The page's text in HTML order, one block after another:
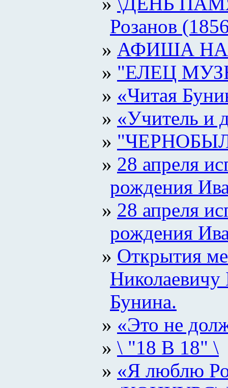
Розанов
АФИША НА
"ЕЛЕЦ
«Читая
«Учитель и
28 апреля
рождения
28 апреля
рождения
Открытия
Бунина.
«Это не
\ "18 В 18" \
«Я люблю